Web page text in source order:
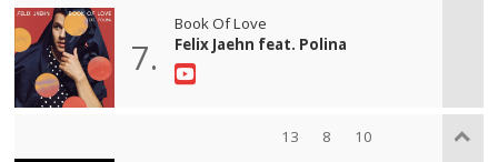
7.
Book Of Love
Felix Jaehn feat. Polina
13 8 10